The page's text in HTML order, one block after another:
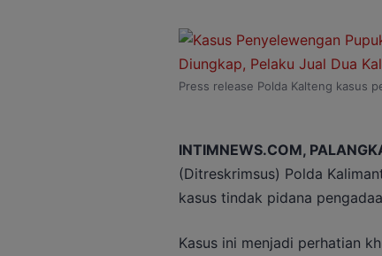
Press release Polda Kalteng kasus
INTIMNEWS.COM,
(Ditreskrimsus) Polda
kasus tindak pidana
Kasus ini menjadi perhatian